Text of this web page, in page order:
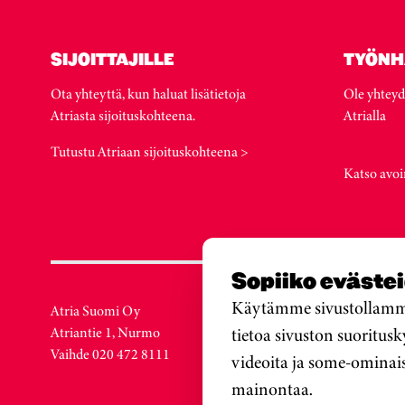
Sopiiko
Käytämme
tietoa sivuston
videoita ja some-
mainontaa.
SIJOITTAJILLE
Ota yhteyttä, kun haluat lisätietoja
Atriasta sijoituskohteena.
Tutustu Atriaan sijoituskohteena >
Ole
Atrialla
Katso
Atria Suomi Oy
Atriantie 1, Nurmo
Vaihde 020 472 8111
Atria
Löfströms
SE-172
Sweden